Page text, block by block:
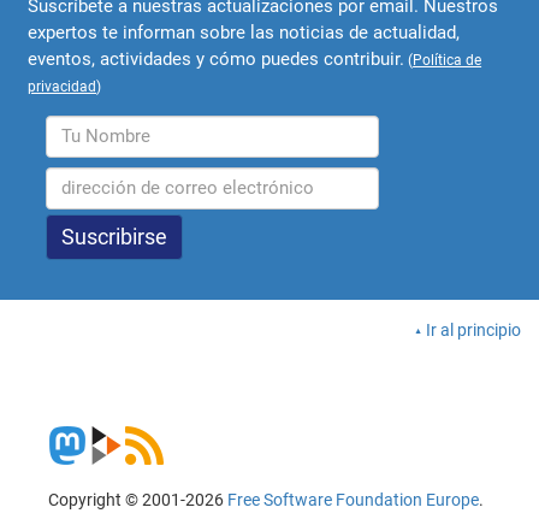
Suscríbete a nuestras actualizaciones por email. Nuestros
expertos te informan sobre las noticias de actualidad,
eventos, actividades y cómo puedes contribuir. (Política de
privacidad)
Ir al principio
Copyright © 2001-2026 Free Software Foundation Europe.